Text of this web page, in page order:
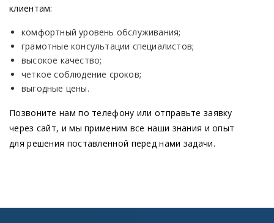
клиентам:
комфортный уровень обслуживания;
грамотные консультации специалистов;
высокое качество;
четкое соблюдение сроков;
выгодные цены.
Позвоните нам по телефону или отправьте заявку
через сайт, и мы применим все наши знания и опыт
для решения поставленной перед нами задачи.